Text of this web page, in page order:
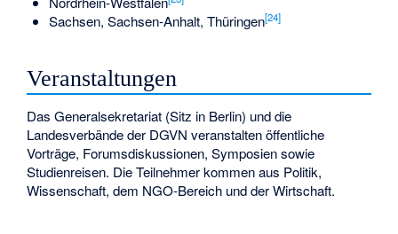
Sachsen, Sachsen-Anhalt, Thüringen[24]
Veranstaltungen
Das Generalsekretariat (Sitz in Berlin) und die
Landesverbände der DGVN veranstalten öffentliche
Vorträge, Forumsdiskussionen, Symposien sowie
Studienreisen. Die Teilnehmer kommen aus Politik,
Wissenschaft, dem NGO-Bereich und der Wirtschaft.